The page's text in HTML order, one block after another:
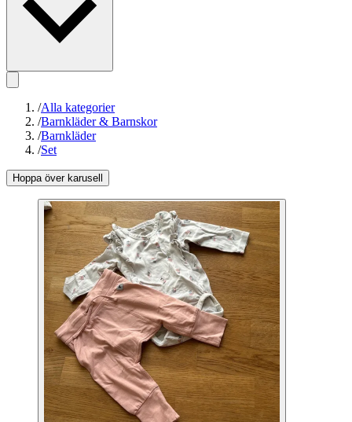
/Alla kategorier
/Barnkläder & Barnskor
/Barnkläder
/Set
Hoppa över karusell